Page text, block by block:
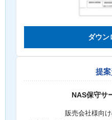
ダウン
提
NAS保守サ
販売会社様向け